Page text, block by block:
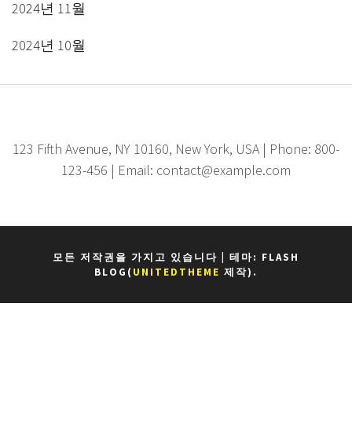
2024년 11월
2024년 10월
123 Fifth Avenue, NY 10160, New York, USA | Phone: 800-
123-456 | Email: contact@example.com
모든 저작권을 가지고 있습니다
테마: FLASH
BLOG(UNITEDTHEME 제작).